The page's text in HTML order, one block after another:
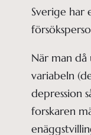
Sverige har
När man
variabeln
depression
forskaren